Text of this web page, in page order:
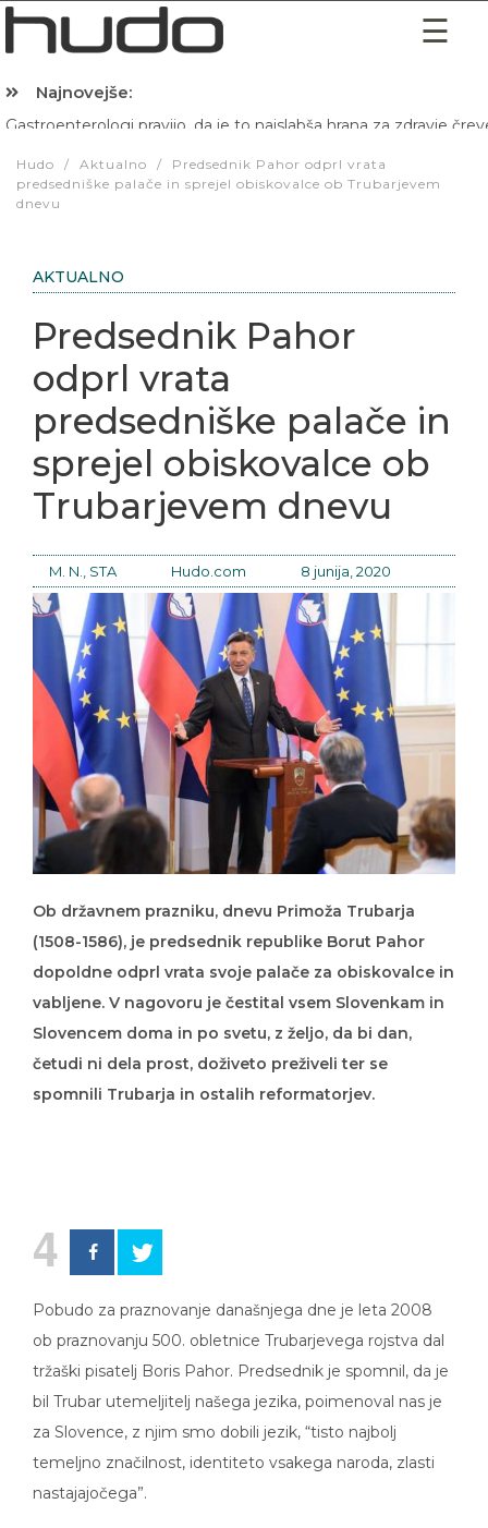
Najnovejše:
Hibernacijska dieta: Zakaj je pred spanjem dobro pojesti žlico
predsedniške palače in sprejel obiskovalce ob Trubarjevem
dnevu
Predsednik Pahor
odprl vrata
predsedniške palače in
sprejel obiskovalce ob
Trubarjevem dnevu
M. N., STA Hudo.com 8 junija, 2020
(1508-1586), je predsednik republike Borut Pahor
dopoldne odprl vrata svoje palače za obiskovalce in
vabljene. V nagovoru je čestital vsem Slovenkam in
Slovencem doma in po svetu, z željo, da bi dan,
četudi ni dela prost, doživeto preživeli ter se
spomnili Trubarja in ostalih reformatorjev.
4
ob praznovanju 500. obletnice Trubarjevega rojstva dal
tržaški pisatelj Boris Pahor. Predsednik je spomnil, da je
bil Trubar utemeljitelj našega jezika, poimenoval nas je
za Slovence, z njim smo dobili jezik, “tisto najbolj
temeljno značilnost, identiteto vsakega naroda, zlasti
nastajajočega”.